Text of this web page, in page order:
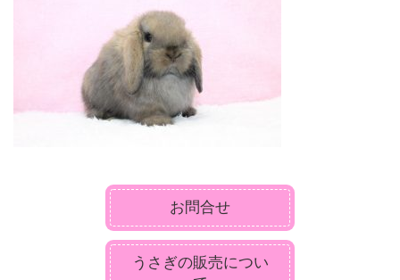
お問合せ
うさぎの販売につい